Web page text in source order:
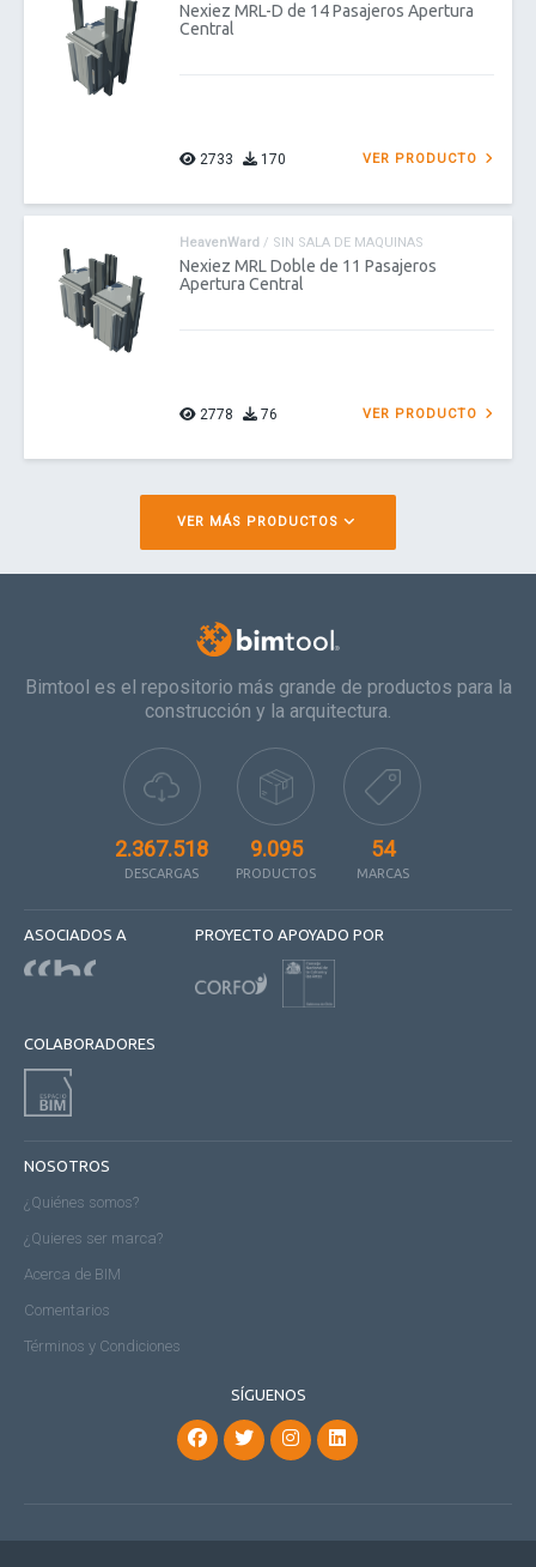
Nexiez MRL-D de 14 Pasajeros Apertura
Central
2733 170 VER PRODUCTO
HeavenWard / SIN SALA DE MAQUINAS
Nexiez MRL Doble de 11 Pasajeros
Apertura Central
2778 76 VER PRODUCTO
VER MÁS PRODUCTOS
Bimtool es el repositorio más grande de productos para la
construcción y la arquitectura.
2.367.518
DESCARGAS
9.095
PRODUCTOS
54
MARCAS
ASOCIADOS A PROYECTO APOYADO POR
COLABORADORES
NOSOTROS
¿Quiénes somos?
¿Quieres ser marca?
Acerca de BIM
Comentarios
Términos y Condiciones
SÍGUENOS